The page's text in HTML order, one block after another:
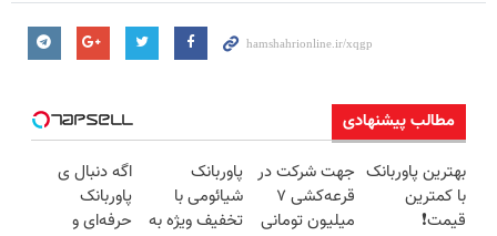
مطالب پیشنهادی
بهترین پاوربانک
با کمترین
قیمت❗
جهت شرکت در
قرعه‌کشی ۷
میلیون تومانی
پاوربانک
شیائومی با
تخفیف ویژه به
اگه دنبال ی
پاوربانک
حرفه‌ای و